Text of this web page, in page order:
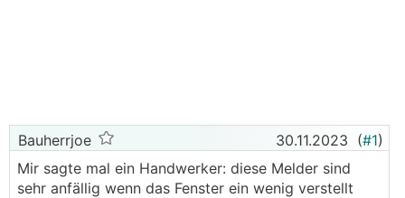
Bauherrjoe 30.11.2023 (#1)
Mir sagte mal ein Handwerker: diese Melder sind
sehr anfällig wenn das Fenster ein wenig verstellt